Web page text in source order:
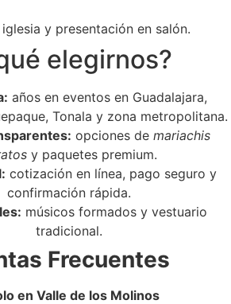
y presentación en salón.
elegirnos?
años en eventos en Guadalajara,
Tonala y zona metropolitana.
opciones de mariachis
y paquetes premium.
cotización en línea, pago seguro y
confirmación rápida.
músicos formados y vestuario
tradicional.
Frecuentes
en Valle de los Molinos